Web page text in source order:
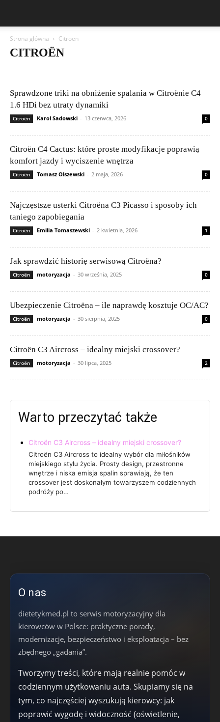
Strona główna Citroën
CITROËN
Ford
Geely Honda Hyundai Jeep Kia
Lamborghini
Lexus
Maserati Mazda Mercedes-Benz
Renault
Suzuki
Tesla Toyota Volkswagen (VW)
Sprawdzone triki na obniżenie spalania w Citroënie C4
1.6 HDi bez utraty dynamiki
Citroën Karol Sadowski - 13 czerwca, 2026 0
Citroën C4 Cactus: które proste modyfikacje poprawią
komfort jazdy i wyciszenie wnętrza
Citroën Tomasz Olszewski - 2 maja, 2026 0
Najczęstsze usterki Citroëna C3 Picasso i sposoby ich
taniego zapobiegania
Citroën Emilia Tomaszewski - 2 kwietnia, 2026 1
Jak sprawdzić historię serwisową Citroëna?
Citroën motoryzacja - 30 września, 2025 0
Ubezpieczenie Citroëna – ile naprawdę kosztuje OC/AC?
Citroën motoryzacja - 30 sierpnia, 2025 0
Citroën C3 Aircross – idealny miejski crossover?
Citroën motoryzacja - 30 lipca, 2025 2
Warto przeczytać także
Citroën C3 Aircross – idealny miejski crossover?
Citroën C3 Aircross to idealny wybór dla miłośników
miejskiego stylu życia. Prosty design, przestronne
wnętrze i niska emisja spalin sprawiają, że ten
crossover jest doskonałym towarzyszem codziennych
podróży po…
O nas
dietetykmed.pl to serwis motoryzacyjny dla
kierowców w Polsce: praktyczne porady,
modernizacje, bezpieczeństwo i eksploatacja – bez
zbędnego „gadania”.
Tworzymy treści, które mają realnie pomóc w
codziennym użytkowaniu auta. Skupiamy się na
tym, co najczęściej wyszukują kierowcy: jak
poprawić wygodę i widoczność (oświetlenie,